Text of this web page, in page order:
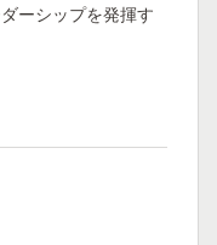
ーシップを発揮す